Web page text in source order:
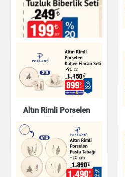
Porland Porselen 2'li
Tuzluk Biberlik Seti
Porland Porselen
Tuzluk Biberlik Seti
Mutfak Ürünleri
Altın Rimli Porselen
Kahve Fincan Seti
Mutfak Ürünleri